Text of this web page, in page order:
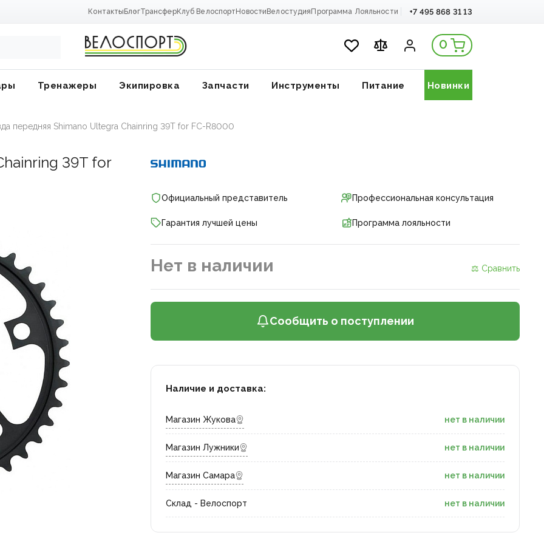
Контакты БлогТрансферКлуб Велоспорт Новости Велостудия Программа Лояльности +7 495 868 31 13
0
Тренажеры Экипировка Запчасти Инструменты Питание Новинки
передняя Shimano Ultegra Chainring 39T for FC-R8000
39T for
Официальный представитель Профессиональная консультация
Гарантия лучшей цены Программа лояльности
Нет в наличии ⚖ Сравнить
Сообщить о поступлении
Наличие и доставка:
Магазин Жукова нет в наличии
Магазин Лужники нет в наличии
Магазин Самара нет в наличии
Склад - Велоспорт нет в наличии